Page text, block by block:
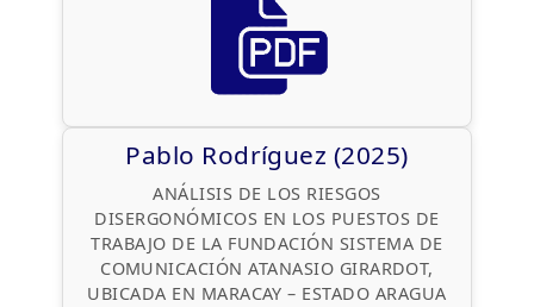
Pablo Rodríguez (2025)
ANÁLISIS DE LOS RIESGOS
DISERGONÓMICOS EN LOS PUESTOS DE
TRABAJO DE LA FUNDACIÓN SISTEMA DE
COMUNICACIÓN ATANASIO GIRARDOT,
UBICADA EN MARACAY – ESTADO ARAGUA